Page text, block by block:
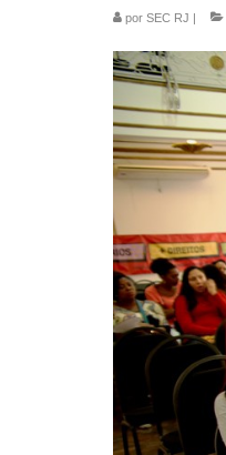
por SEC RJ |